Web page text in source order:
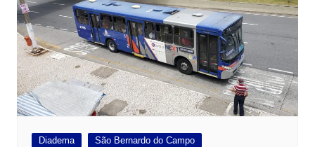
Diadema São Bernardo do Campo